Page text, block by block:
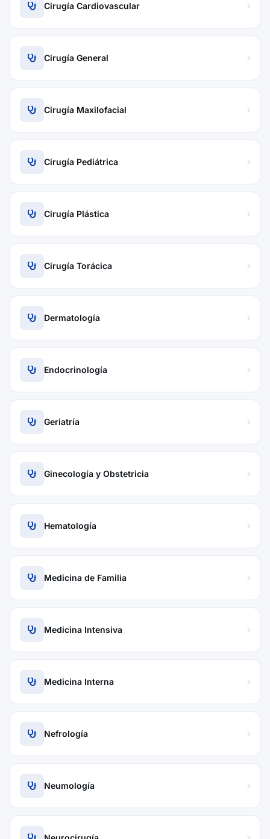
Cirugía Cardiovascular
Cirugía General
Cirugía Maxilofacial
Cirugía Pediátrica
Cirugía Plástica
Cirugía Torácica
Dermatología
Endocrinología
Geriatría
Ginecología y Obstetricia
Hematología
Medicina de Familia
Medicina Intensiva
Medicina Interna
Nefrología
Neumología